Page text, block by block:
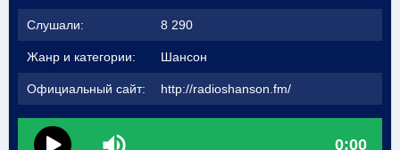
Слушали: 8 290
Жанр и категории: Шансон
Официальный сайт: http://radioshanson.fm/
0:00